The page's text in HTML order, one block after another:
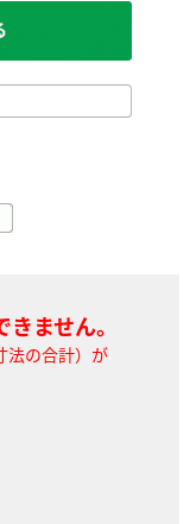
ません。
法の合計）が